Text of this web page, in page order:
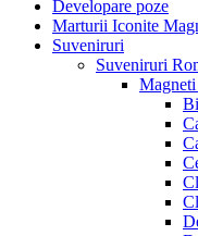
Developare poze
Marturii Iconite
Suveniruri
Suveniruri